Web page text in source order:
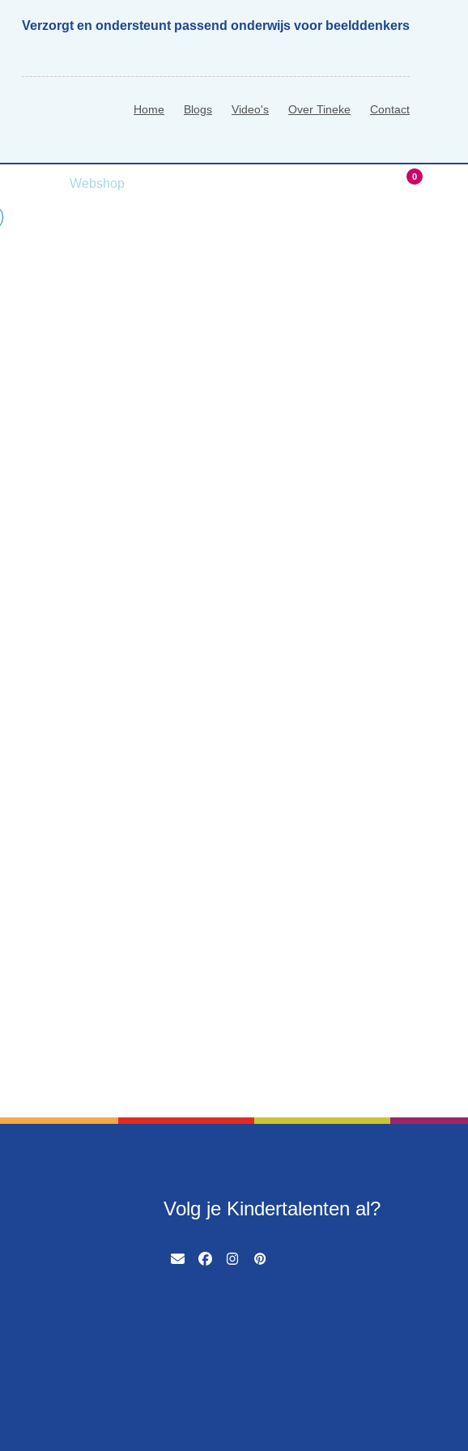
Verzorgt en ondersteunt passend onderwijs voor beelddenkers
Home Blogs Video's Over Tineke Contact
Webshop 0
Volg je Kindertalenten al?
EmailFacebook
Instagram
Pinterest